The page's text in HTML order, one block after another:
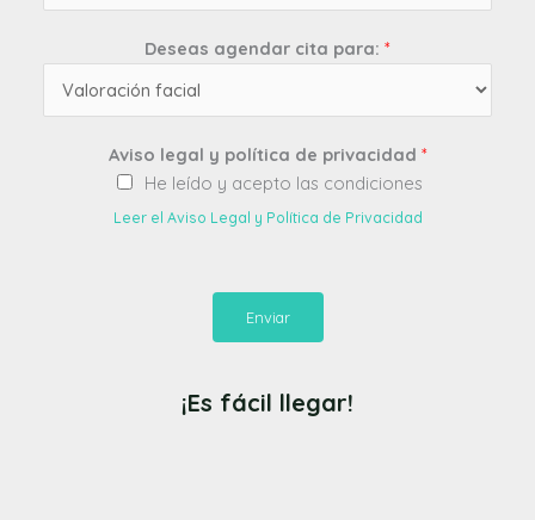
Deseas agendar cita para: *
Aviso legal y política de privacidad *
He leído y acepto las condiciones
Leer el Aviso Legal y Política de Privacidad
Enviar
¡Es fácil llegar!